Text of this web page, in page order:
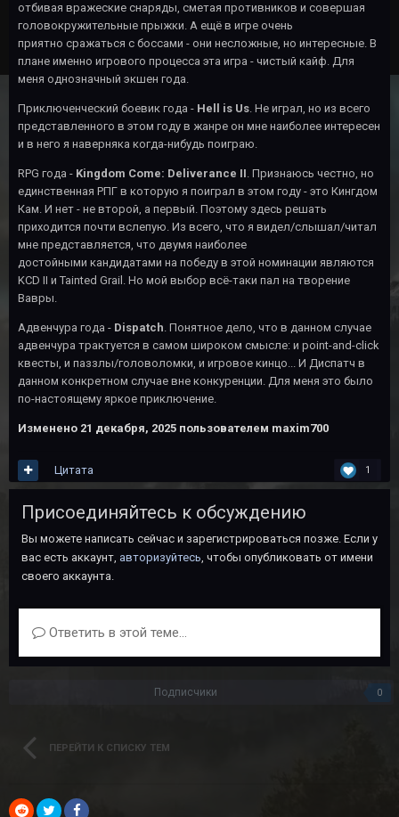
отбивая вражеские снаряды, сметая противников и совершая
головокружительные прыжки. А ещё в игре очень
приятно сражаться с боссами - они несложные, но интересные. В
плане именно игрового процесса эта игра - чистый кайф. Для
меня однозначный экшен года.
Приключенческий боевик года - Hell is Us. Не играл, но из всего
представленного в этом году в жанре он мне наиболее интересен
и в него я наверняка когда-нибудь поиграю.
RPG года - Kingdom Come: Deliverance II. Признаюсь честно, но
единственная РПГ в которую я поиграл в этом году - это Кингдом
Кам. И нет - не второй, а первый. Поэтому здесь решать
приходится почти вслепую. Из всего, что я видел/слышал/читал
мне представляется, что двумя наиболее
достойными кандидатами на победу в этой номинации являются
KCD II и Tainted Grail. Но мой выбор всё-таки пал на творение
Вавры.
Адвенчура года - Dispatch. Понятное дело, что в данном случае
адвенчура трактуется в самом широком смысле: и point-and-click
квесты, и паззлы/головоломки, и игровое кинцо... И Диспатч в
данном конкретном случае вне конкуренции. Для меня это было
по-настоящему яркое приключение.
Изменено 21 декабря, 2025 пользователем maxim700
1
Цитата
Присоединяйтесь к обсуждению
Вы можете написать сейчас и зарегистрироваться позже. Если у
вас есть аккаунт, авторизуйтесь, чтобы опубликовать от имени
своего аккаунта.
Ответить в этой теме...
Подписчики 0
ПЕРЕЙТИ К СПИСКУ ТЕМ